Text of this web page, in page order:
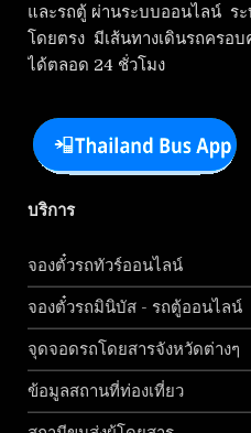
และรถตู้ ผ่านระบบออนไลน์ ร
โดยตรง มีเส้นทางเดินรถครอ
ได้ตลอด 24 ชั่วโมง
บริการ
จองตั๋วรถทัวร์ออนไลน์
จองตั๋วรถมินิบัส - รถตู้ออนไลน์
จุดจอดรถโดยสารจังหวัดต่างๆ
ข้อมูลสถานที่ท่องเที่ยว